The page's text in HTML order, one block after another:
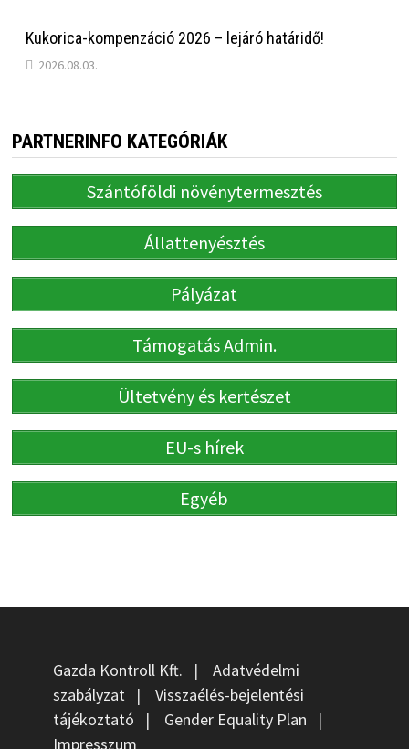
Kukorica-kompenzáció 2026 – lejáró határidő!
2026.08.03.
PARTNERINFO KATEGÓRIÁK
Szántóföldi növénytermesztés
Állattenyésztés
Pályázat
Támogatás Admin.
Ültetvény és kertészet
EU-s hírek
Egyéb
Gazda Kontroll Kft. | Adatvédelmi
szabályzat| Visszaélés-bejelentési
tájékoztató | Gender Equality Plan |
Impresszum